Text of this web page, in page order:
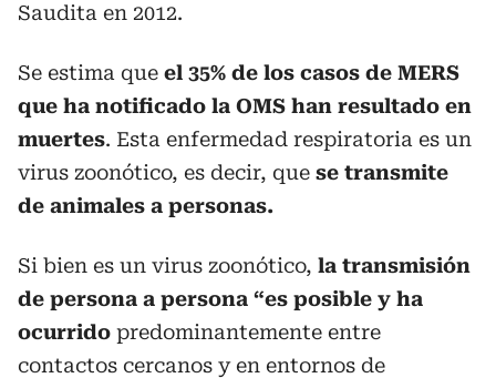
Saudita en 2012.
Se estima que el 35% de los casos de MERS
que ha notificado la OMS han resultado en
muertes. Esta enfermedad respiratoria es un
virus zoonótico, es decir, que se transmite
de animales a personas.
Si bien es un virus zoonótico, la transmisión
de persona a persona “es posible y ha
ocurrido predominantemente entre
contactos cercanos y en entornos de